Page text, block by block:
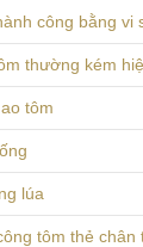
công bằng vi
thường kém
tôm
lúa
tôm thẻ chân